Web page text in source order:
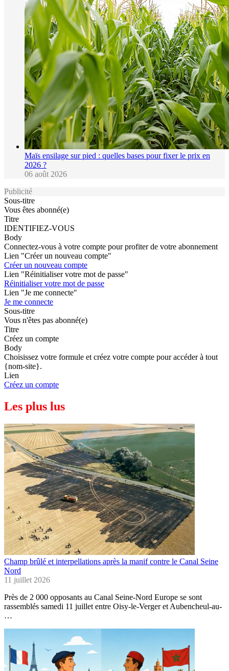
Maïs ensilage sur pied : quelles bases pour fixer le prix en
2026 ?
06 août 2026
Publicité
Sous-titre
Vous êtes abonné(e)
Titre
IDENTIFIEZ-VOUS
Body
Connectez-vous à votre compte pour profiter de votre abonnement
Lien "Créer un nouveau compte"
Créer un nouveau compte
Lien "Réinitialiser votre mot de passe"
Réinitialiser votre mot de passe
Lien "Je me connecte"
Je me connecte
Sous-titre
Vous n'êtes pas abonné(e)
Titre
Créez un compte
Body
Choisissez votre formule et créez votre compte pour accéder à tout
{nom-site}.
Lien
Créez un compte
Les plus lus
Champ brûlé et interpellations après la manif contre le Canal Seine
Nord
11 juillet 2026
Près de 2 000 opposants au Canal Seine-Nord Europe se sont
rassemblés samedi 11 juillet entre Oisy-le-Verger et Aubencheul-au-
…